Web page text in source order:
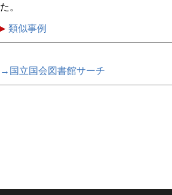
た。
類似事例
→国立国会図書館サーチ